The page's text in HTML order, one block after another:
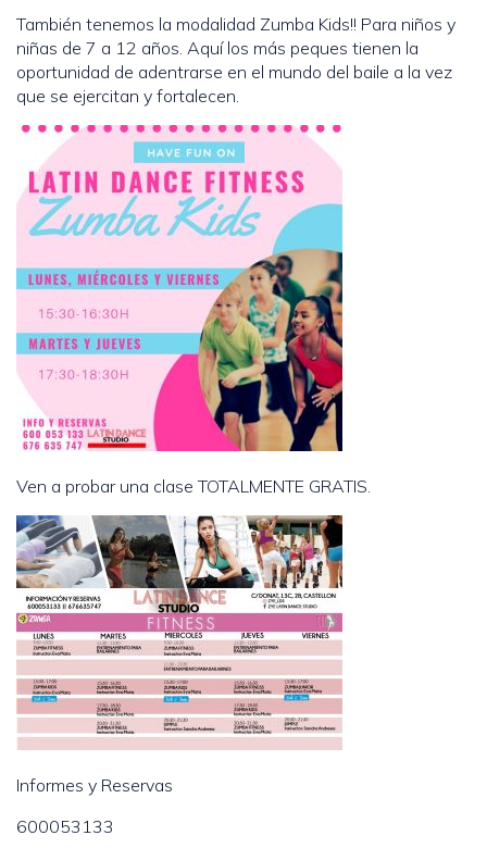
También tenemos la modalidad Zumba Kids!! Para niños y
niñas de 7 a 12 años. Aquí los más peques tienen la
oportunidad de adentrarse en el mundo del baile a la vez
que se ejercitan y fortalecen.
Ven a probar una clase TOTALMENTE GRATIS.
Informes y Reservas
600053133